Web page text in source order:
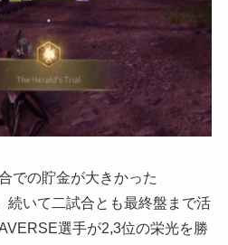
での貯金が大きかった
続いて二試合とも最終盤まで活
選手が2,3位の栄光を勝